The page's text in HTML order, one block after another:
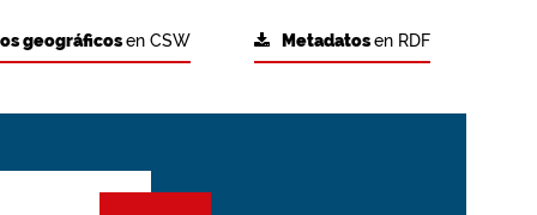
Metadatosen RDF
geográficosen CSW